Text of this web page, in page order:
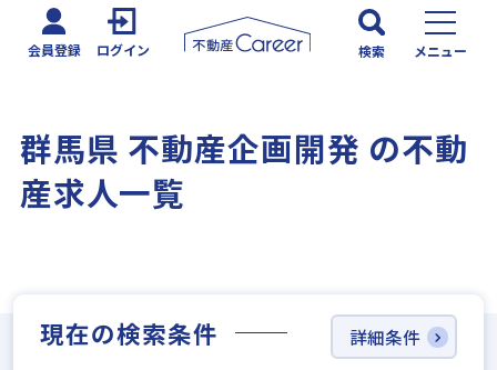
会員登録 ログイン 検索 メニュー
群馬県 不動産企画開発 の不動
産求人一覧
現在の検索条件 詳細条件